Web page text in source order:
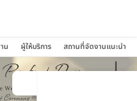
น ผู้ให้บริการ สถานที่จัดงานแนะนำ